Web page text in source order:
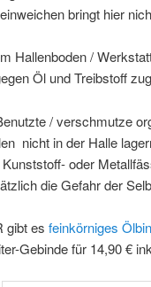
bringt hier
Hallenboden /
Öl und Treibstoff
/ verschmutze
nicht in der Halle
oder
die Gefahr der
gibt es feinkörniges
Gebinde für 14,90 €